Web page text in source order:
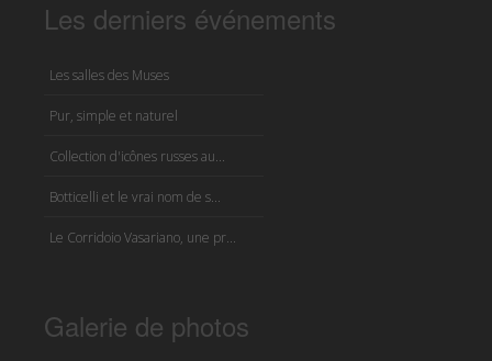
Les derniers événements
Les salles des Muses
Pur, simple et naturel
Collection d'icônes russes au...
Botticelli et le vrai nom de s...
Le Corridoio Vasariano, une pr...
Galerie de photos